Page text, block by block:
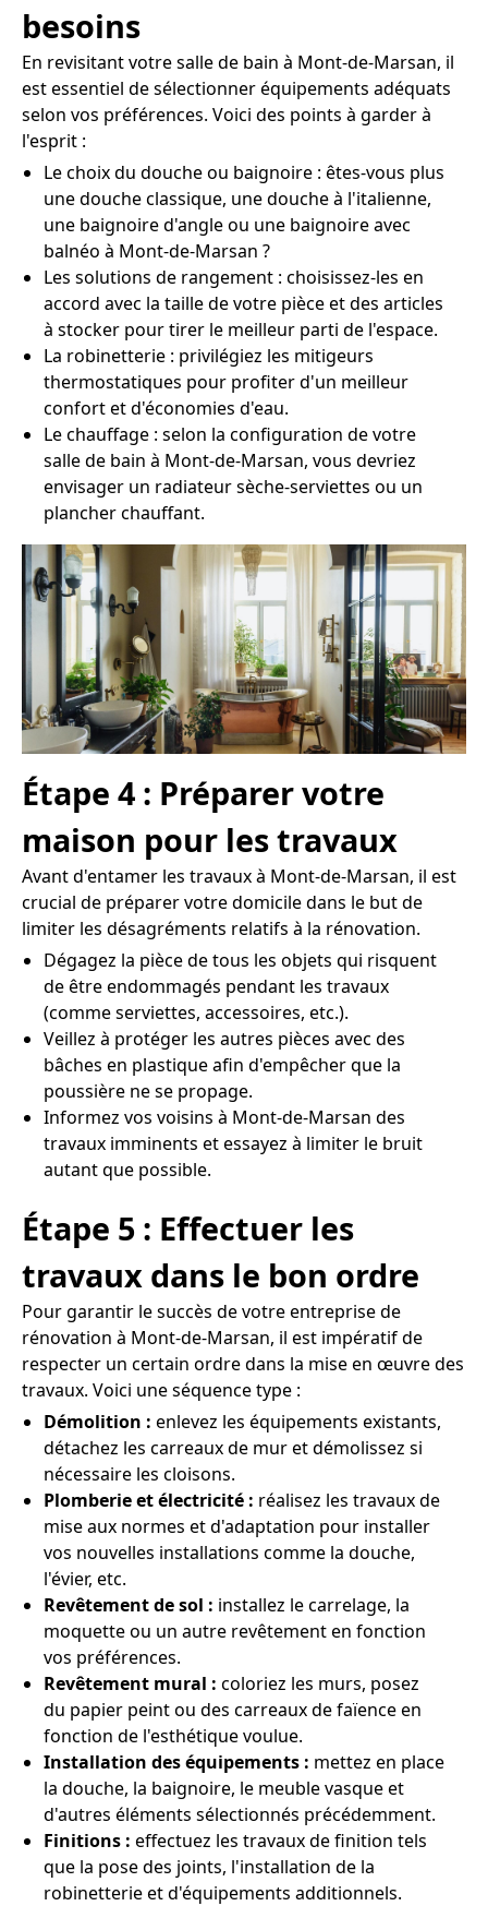
besoins
En revisitant votre salle de bain à Mont-de-Marsan, il
est essentiel de sélectionner équipements adéquats
selon vos préférences. Voici des points à garder à
l'esprit :
Le choix du douche ou baignoire : êtes-vous plus
une douche classique, une douche à l'italienne,
une baignoire d'angle ou une baignoire avec
balnéo à Mont-de-Marsan ?
Les solutions de rangement : choisissez-les en
accord avec la taille de votre pièce et des articles
à stocker pour tirer le meilleur parti de l'espace.
La robinetterie : privilégiez les mitigeurs
thermostatiques pour profiter d'un meilleur
confort et d'économies d'eau.
Le chauffage : selon la configuration de votre
salle de bain à Mont-de-Marsan, vous devriez
envisager un radiateur sèche-serviettes ou un
plancher chauffant.
Étape 4 : Préparer votre
maison pour les travaux
Avant d'entamer les travaux à Mont-de-Marsan, il est
crucial de préparer votre domicile dans le but de
limiter les désagréments relatifs à la rénovation.
Dégagez la pièce de tous les objets qui risquent
de être endommagés pendant les travaux
(comme serviettes, accessoires, etc.).
Veillez à protéger les autres pièces avec des
bâches en plastique afin d'empêcher que la
poussière ne se propage.
Informez vos voisins à Mont-de-Marsan des
travaux imminents et essayez à limiter le bruit
autant que possible.
Étape 5 : Effectuer les
travaux dans le bon ordre
Pour garantir le succès de votre entreprise de
rénovation à Mont-de-Marsan, il est impératif de
respecter un certain ordre dans la mise en œuvre des
travaux. Voici une séquence type :
Démolition : enlevez les équipements existants,
détachez les carreaux de mur et démolissez si
nécessaire les cloisons.
Plomberie et électricité : réalisez les travaux de
mise aux normes et d'adaptation pour installer
vos nouvelles installations comme la douche,
l'évier, etc.
Revêtement de sol : installez le carrelage, la
moquette ou un autre revêtement en fonction
vos préférences.
Revêtement mural : coloriez les murs, posez
du papier peint ou des carreaux de faïence en
fonction de l'esthétique voulue.
Installation des équipements : mettez en place
la douche, la baignoire, le meuble vasque et
d'autres éléments sélectionnés précédemment.
Finitions : effectuez les travaux de finition tels
que la pose des joints, l'installation de la
robinetterie et d'équipements additionnels.